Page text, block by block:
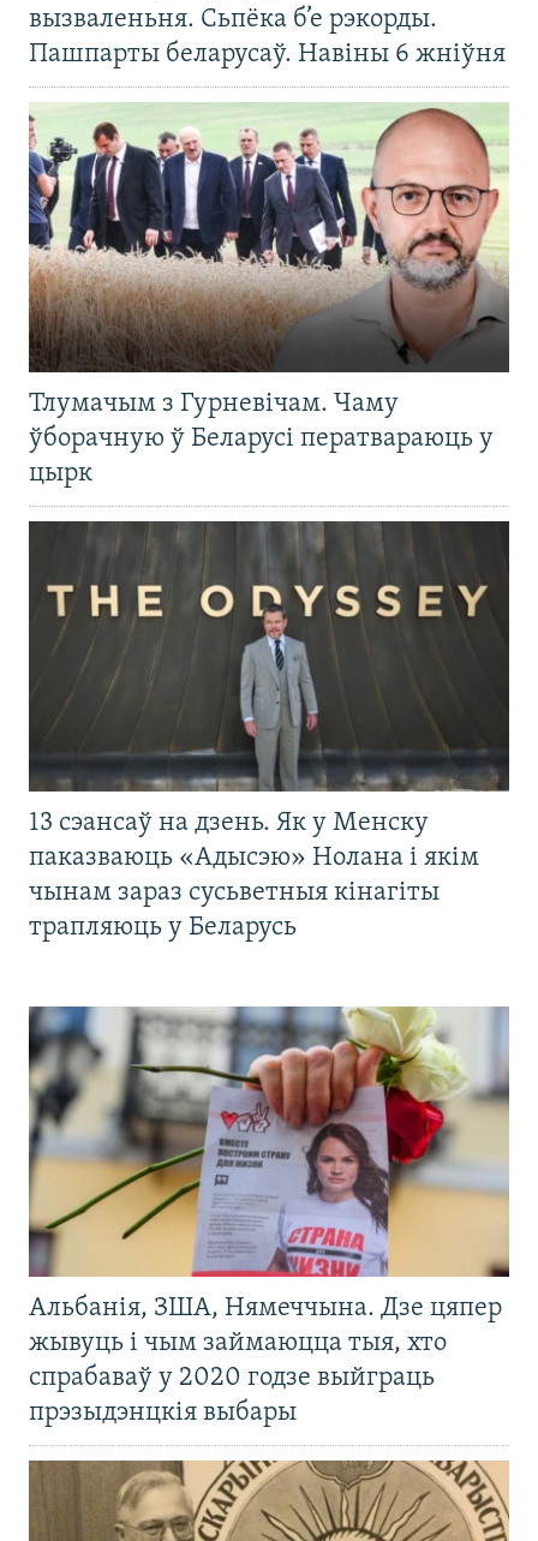
вызваленьня. Сьпёка б’е рэкорды.
Пашпарты беларусаў. Навіны 6 жніўня
Тлумачым з Гурневічам. Чаму
ўборачную ў Беларусі ператвараюць у
цырк
13 сэансаў на дзень. Як у Менску
паказваюць «Адысэю» Нолана і якім
чынам зараз сусьветныя кінагіты
трапляюць у Беларусь
Альбанія, ЗША, Нямеччына. Дзе цяпер
жывуць і чым займаюцца тыя, хто
спрабаваў у 2020 годзе выйграць
прэзыдэнцкія выбары